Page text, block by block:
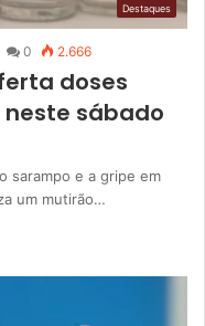
Destaques
0 2.666
doses
sábado
sarampo e a gripe em
um mutirão…